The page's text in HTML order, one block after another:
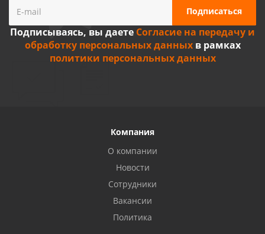
Подписываясь, вы даете Согласие на передачу и
обработку персональных данныхв рамках
политики персональных данных
Компания
О компании
Новости
Сотрудники
Вакансии
Политика